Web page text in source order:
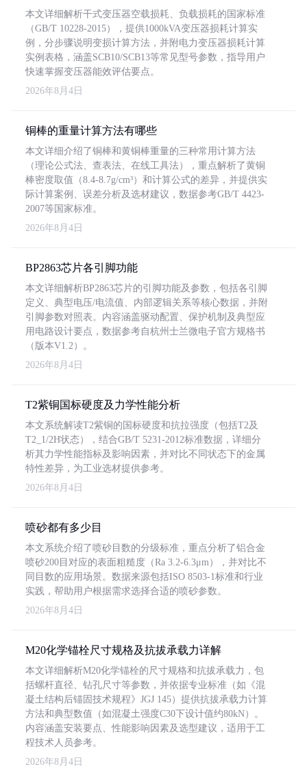
本文详细解析干式变压器空载损耗、负载损耗的国家标准
（GB/T 10228-2015），提供1000kVA变压器损耗计算实
例，分步骤说明变损计算方法，并附电力变压器损耗计算
实例表格，涵盖SCB10/SCB13等常见型号参数，指导用户
快速掌握变压器能效评估要点。
2026年8月4日
铜棒的重量计算方法有哪些
本文详细介绍了铜棒和黄铜棒重量的三种常用计算方法
（理论公式法、查表法、在线工具法），重点解析了黄铜
棒密度取值（8.4-8.7g/cm³）和计算公式的差异，并提供实
际计算案例、误差分析及选材建议，数据参考GB/T 4423-
2007等国家标准。
2026年8月4日
BP2863芯片各引脚功能
本文详细解析BP2863芯片的引脚功能及参数，包括各引脚
定义、典型电压/电流值、内部逻辑关系等核心数据，并附
引脚参数对照表。内容涵盖驱动配置、保护机制及典型应
用电路设计要点，数据参考自杭州士兰微电子官方规格书
（版本V1.2）。
2026年8月4日
T2紫铜国标硬度及力学性能分析
本文系统解读T2紫铜的国标硬度和抗拉强度（包括T2及
T2_1/2H状态），结合GB/T 5231-2012标准数据，详细分
析其力学性能指标及影响因素，并对比不同状态下的金属
特性差异，为工业选材提供参考。
2026年8月4日
喷砂都有多少目
本文系统介绍了喷砂目数的分级标准，重点分析了铝合金
喷砂200目对应的表面粗糙度（Ra 3.2-6.3μm），并对比不
同目数的应用场景。数据来源包括ISO 8503-1标准和行业
实践，帮助用户根据需求选择合适的喷砂参数。
2026年8月4日
M20化学锚栓尺寸规格及抗拔承载力详解
本文详细解析M20化学锚栓的尺寸规格和抗拔承载力，包
括螺杆直径、钻孔尺寸等参数，并依据专业标准（如《混
凝土结构后锚固技术规程》JGJ 145）提供抗拔承载力计算
方法和典型数值（如混凝土强度C30下设计值约80kN）。
内容涵盖安装要点、性能影响因素及选型建议，适用于工
程技术人员参考。
2026年8月4日